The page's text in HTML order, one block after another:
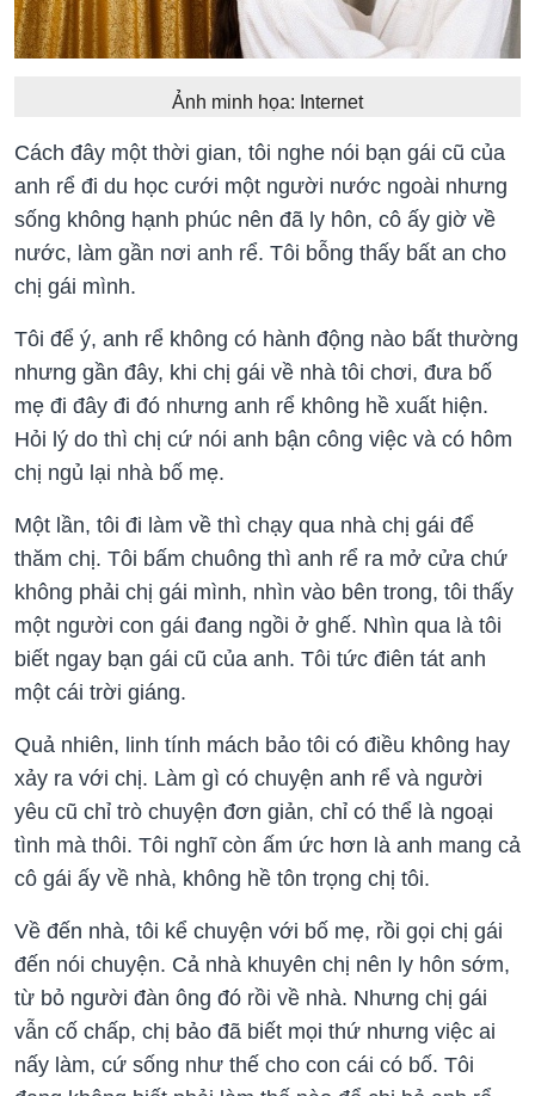
Ảnh minh họa: Internet
Cách đây một thời gian, tôi nghe nói bạn gái cũ của
anh rể đi du học cưới một người nước ngoài nhưng
sống không hạnh phúc nên đã ly hôn, cô ấy giờ về
nước, làm gần nơi anh rể. Tôi bỗng thấy bất an cho
chị gái mình.
Tôi để ý, anh rể không có hành động nào bất thường
nhưng gần đây, khi chị gái về nhà tôi chơi, đưa bố
mẹ đi đây đi đó nhưng anh rể không hề xuất hiện.
Hỏi lý do thì chị cứ nói anh bận công việc và có hôm
chị ngủ lại nhà bố mẹ.
Một lần, tôi đi làm về thì chạy qua nhà chị gái để
thăm chị. Tôi bấm chuông thì anh rể ra mở cửa chứ
không phải chị gái mình, nhìn vào bên trong, tôi thấy
một người con gái đang ngồi ở ghế. Nhìn qua là tôi
biết ngay bạn gái cũ của anh. Tôi tức điên tát anh
một cái trời giáng.
Quả nhiên, linh tính mách bảo tôi có điều không hay
xảy ra với chị. Làm gì có chuyện anh rể và người
yêu cũ chỉ trò chuyện đơn giản, chỉ có thể là ngoại
tình mà thôi. Tôi nghĩ còn ấm ức hơn là anh mang cả
cô gái ấy về nhà, không hề tôn trọng chị tôi.
Về đến nhà, tôi kể chuyện với bố mẹ, rồi gọi chị gái
đến nói chuyện. Cả nhà khuyên chị nên ly hôn sớm,
từ bỏ người đàn ông đó rồi về nhà. Nhưng chị gái
vẫn cố chấp, chị bảo đã biết mọi thứ nhưng việc ai
nấy làm, cứ sống như thế cho con cái có bố. Tôi